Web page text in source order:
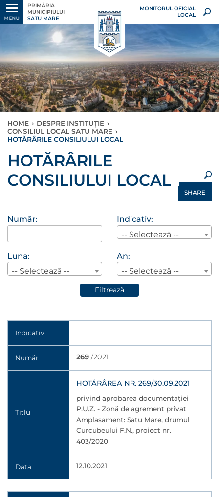
MENU
PRIMĂRIA
MUNICIPIULUI
SATU MARE
MONITORUL OFICIAL
LOCAL
HOME › DESPRE INSTITUȚIE ›
CONSILIUL LOCAL SATU MARE ›
HOTĂRÂRILE CONSILIULUI LOCAL
HOTĂRÂRILE
CONSILIULUI LOCAL
SHARE
Număr:
Indicativ:
-- Selectează --
Luna:
-- Selectează --
An:
-- Selectează --
Filtrează
Indicativ
Număr 269 /2021
Titlu
HOTĂRÂREA NR. 269/30.09.2021
privind aprobarea documentaţiei
P.U.Z. - Zonă de agrement privat
Amplasament: Satu Mare, drumul
Curcubeului F.N., proiect nr.
403/2020
Data 12.10.2021